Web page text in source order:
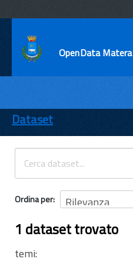
OpenData Matera
ENTI
TEMI
INFORMAZIONI
Dataset
Ordina per
1 dataset trovato
temi: